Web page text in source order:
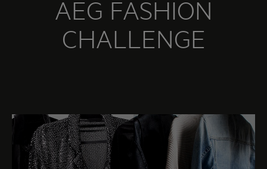
AEG FASHION
CHALLENGE